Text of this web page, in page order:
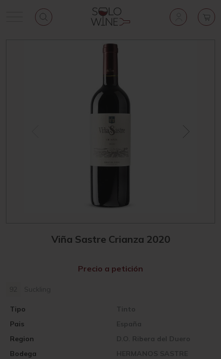
Viña Sastre Crianza 2020
Suckling
Pais España
Region D.O. Ribera del Duero
Bodega HERMANOS SASTRE
Tipo Tinto
Precio a petición